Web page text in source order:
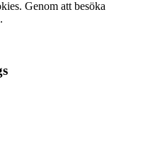
Genom att besöka